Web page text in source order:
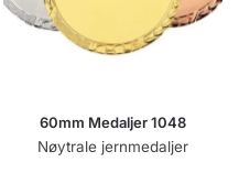
60mm Medaljer 1048
Nøytrale jernmedaljer